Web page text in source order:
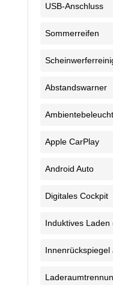
USB-Anschluss
Sommerreifen
Abstandswarner
Apple CarPlay
Android Auto
Digitales Cockpit
Induktives Laden
Innenrückspiegel